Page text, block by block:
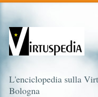
L'enciclopedia sulla
Bologna